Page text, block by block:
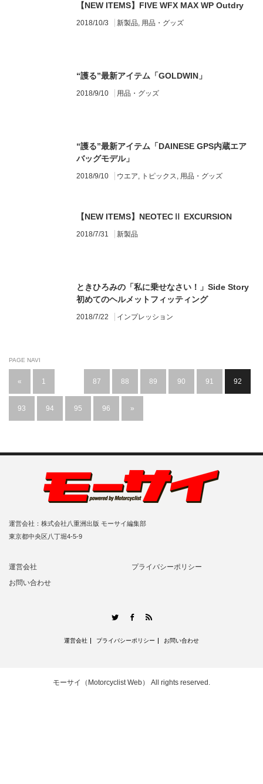
【NEW ITEMS】FIVE WFX MAX WP Outdry
2018/10/3 新製品, 用品・グッズ
“護る”最新アイテム「GOLDWIN」
2018/9/10 用品・グッズ
“護る”最新アイテム「DAINESE GPS内蔵エア
バッグモデル」
2018/9/10 ウエア, トピックス, 用品・グッズ
【NEW ITEMS】NEOTECⅡ EXCURSION
2018/7/31 新製品
ときひろみの「私に乗せなさい！」Side Story
初めてのヘルメットフィッティング
2018/7/22 インプレッション
PAGE NAVI
« 1 87 88 89 90 91 92
93 94 95 96 »
運営会社：株式会社八重洲出版 モーサイ編集部
東京都中央区八丁堀4-5-9
運営会社
プライバシーポリシー
お問い合わせ
TwitterFacebook
運営会社 プライバシーポリシー お問い合わせ
モーサイ（Motorcyclist Web） All rights reserved.